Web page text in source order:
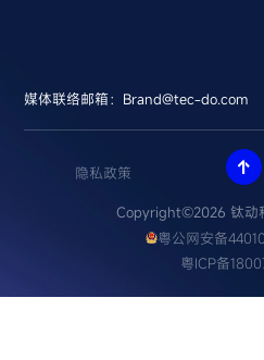
媒体联络邮箱：Brand@tec-do.com
粤ICP备
粤公网安备
Copyright©2026 钛动
隐私政策 